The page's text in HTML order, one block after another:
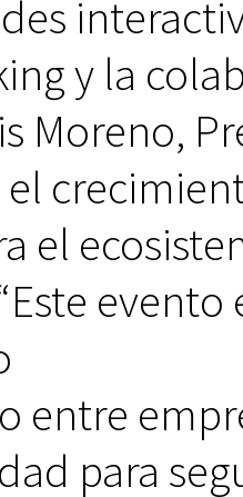
y la
Moreno,
el
entre
para